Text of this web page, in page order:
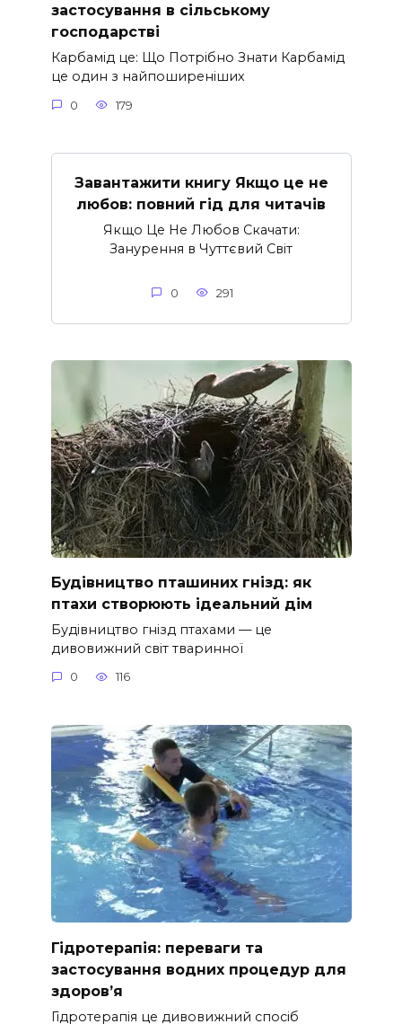
застосування в сільському
господарстві
Карбамід це: Що Потрібно Знати Карбамід
це один з найпоширеніших
0 179
Завантажити книгу Якщо це не
любов: повний гід для читачів
Якщо Це Не Любов Скачати:
Занурення в Чуттєвий Світ
0 291
Будівництво пташиних гнізд: як
птахи створюють ідеальний дім
Будівництво гнізд птахами — це
дивовижний світ тваринної
0 116
Гідротерапія: переваги та
застосування водних процедур для
здоров’я
Гідротерапія це дивовижний спосіб